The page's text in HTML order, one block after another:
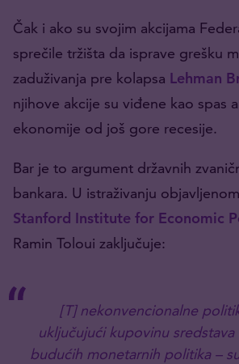
Čak i ako su svojim akcijama
sprečile tržišta da isprave grešku
zaduživanja pre kolapsa Lehman
njihove akcije su viđene kao spas
ekonomije od još gore recesije.
Bar je to argument državnih
bankara. U istraživanju
Stanford Institute for Economic
Ramin Toloui zaključuje:
[T] nekonvencionalne
uključujući kupovinu
budućih monetarnih politika –